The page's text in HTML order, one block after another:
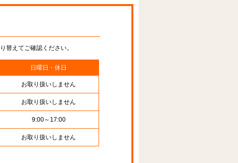
替えてご確認ください。
日曜日・休日
お取り扱いしません
お取り扱いしません
9:00～17:00
お取り扱いしません